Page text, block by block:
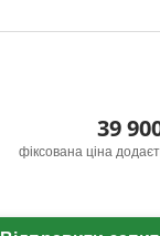
39
фіксована ціна